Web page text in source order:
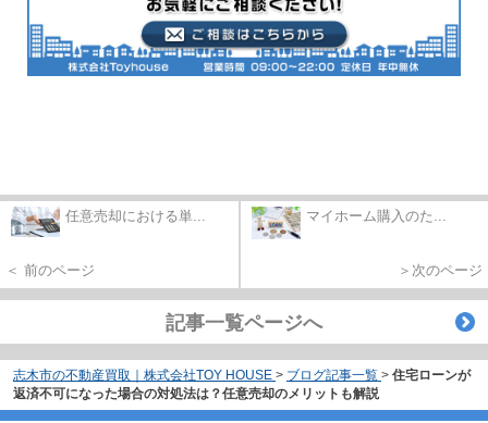
任意売却における単...
＜ 前のページ
マイホーム購入のた...
＞次のページ
記事一覧ページへ
志木市の不動産買取｜株式会社TOY HOUSE > ブログ記事一覧 > 住宅ローンが
返済不可になった場合の対処法は？任意売却のメリットも解説